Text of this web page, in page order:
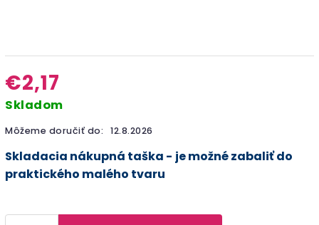
€2,17
Skladom
Môžeme doručiť do: 12.8.2026
Skladacia nákupná taška - je možné zabaliť do
praktického malého tvaru